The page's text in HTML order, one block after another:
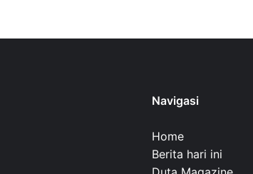
Navigasi
Home
Berita hari ini